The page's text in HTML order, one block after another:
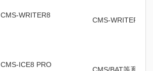
CMS-WRITER8
CMS-WRITER8
CMS-ICE8 PRO
CMS/BAT等系列